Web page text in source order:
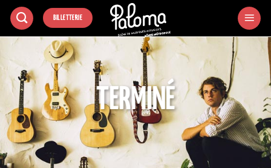
Passer
contenu
BILLETTERIE
TERMINÉ